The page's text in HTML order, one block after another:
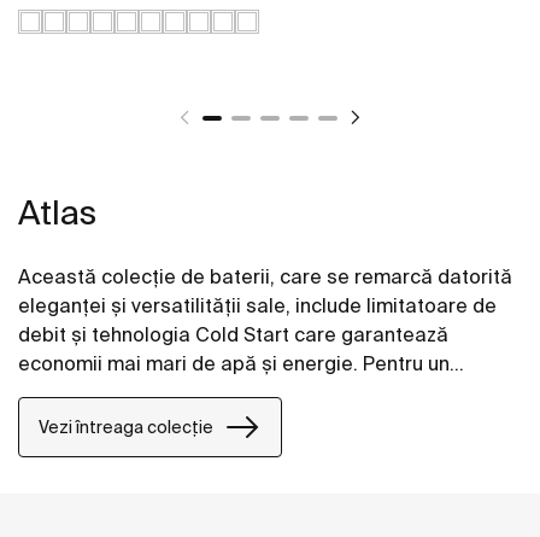
Atlas
Această colecție de baterii, care se remarcă datorită
eleganței și versatilității sale, include limitatoare de
debit și tehnologia Cold Start care garantează
economii mai mari de apă și energie. Pentru un
confort sporit, bateria de duș poate fi accesorizată
cu o poliță, permițându-vă să aveți la îndemână
obiectele esențiale pentru duș.
Vezi întreaga colecție